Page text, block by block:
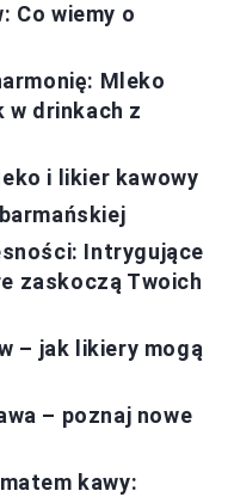
Co wiemy o
Mleko
w drinkach z
i likier kawowy
Intrygujące
zaskoczą Twoich
– jak likiery mogą
– poznaj nowe
kawy: